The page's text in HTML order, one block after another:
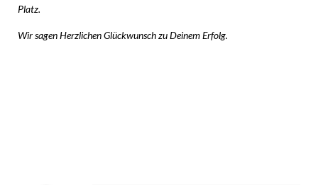
Platz.
Wir sagen Herzlichen Glückwunsch zu Deinem Erfolg.